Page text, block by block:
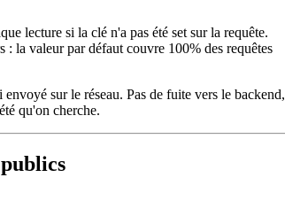
lecture si la clé n'a pas été set sur la requête.
: la valeur par défaut couvre 100% des requêtes
sur le réseau. Pas de fuite vers le backend,
qu'on cherche.